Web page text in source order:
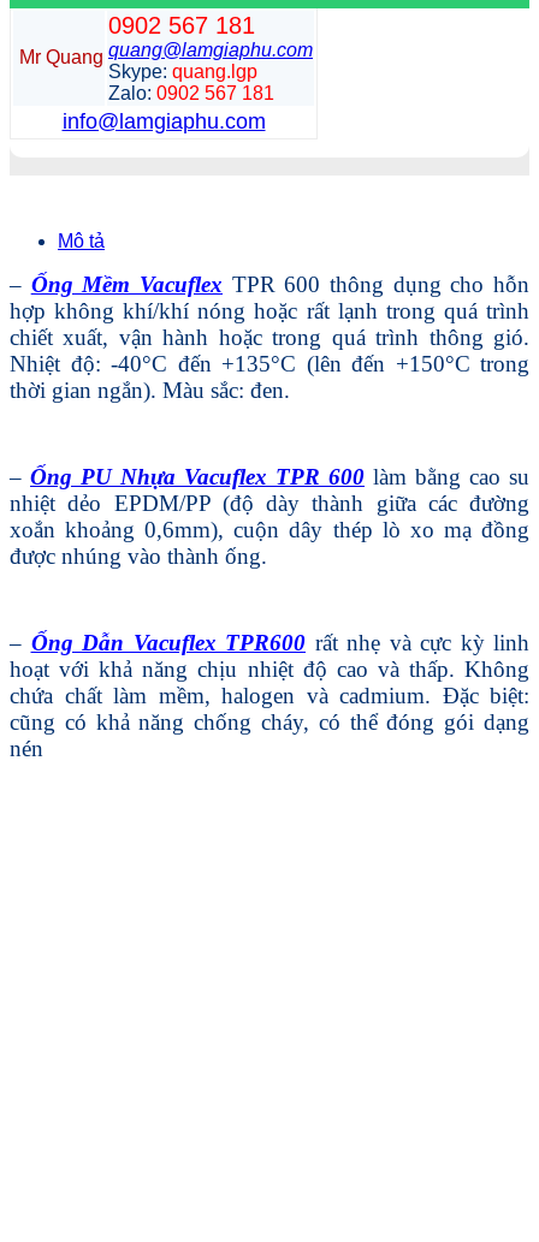
Mr Quang
0902 567 181
quang@lamgiaphu.com
Skype: quang.lgp
Zalo: 0902 567 181
info@lamgiaphu.com
Mô tả
– Ống Mềm Vacuflex TPR 600 thông dụng cho hỗn
hợp không khí/khí nóng hoặc rất lạnh trong quá trình
chiết xuất, vận hành hoặc trong quá trình thông gió.
Nhiệt độ: -40°C đến +135°C (lên đến +150°C trong
thời gian ngắn). Màu sắc: đen.
– Ống PU Nhựa Vacuflex TPR 600 làm bằng cao su
nhiệt dẻo EPDM/PP (độ dày thành giữa các đường
xoắn khoảng 0,6mm), cuộn dây thép lò xo mạ đồng
được nhúng vào thành ống.
– Ống Dẫn Vacuflex TPR600 rất nhẹ và cực kỳ linh
hoạt với khả năng chịu nhiệt độ cao và thấp. Không
chứa chất làm mềm, halogen và cadmium. Đặc biệt:
cũng có khả năng chống cháy, có thể đóng gói dạng
nén